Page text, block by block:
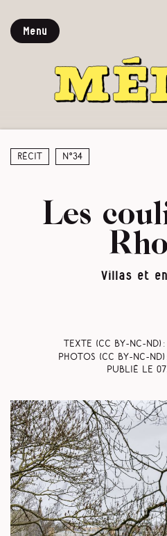
Menu
Récit N°34
Les
Villas et
Texte (CC BY-NC-ND) :
Photos (CC BY-NC-ND)
Publié le